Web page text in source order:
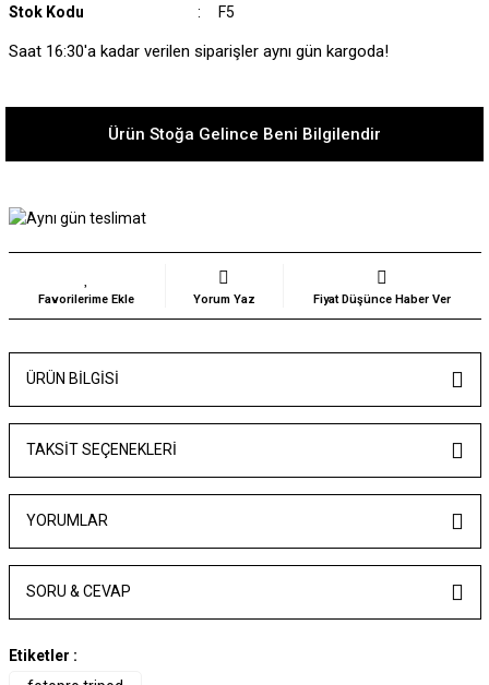
Stok Kodu F5
Saat 16:30'a kadar verilen siparişler aynı gün kargoda!
Ürün Stoğa Gelince Beni Bilgilendir
Yorum Yaz Fiyat Düşünce Haber Ver
ÜRÜN BILGISI
TAKSIT SEÇENEKLERI
YORUMLAR
SORU & CEVAP
Etiketler :